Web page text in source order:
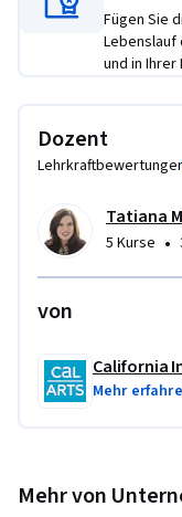
Fügen Sie
Lebenslauf
und in
Dozent
Tatiana
5 Kurse •
von
California
Mehr
Mehr von